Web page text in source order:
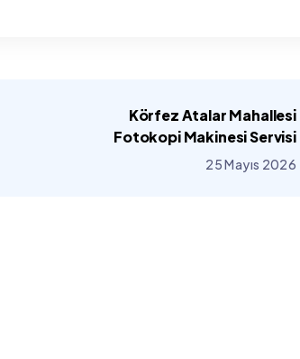
Körfez Atalar Mahallesi
Fotokopi Makinesi Servisi
25 Mayıs 2026